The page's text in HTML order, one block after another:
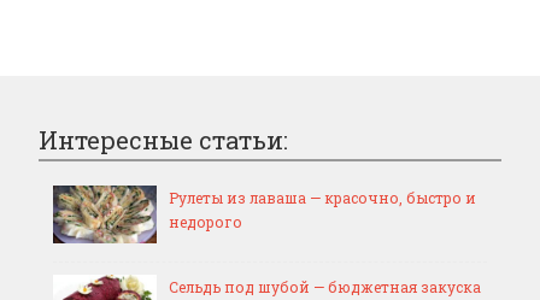
Интересные статьи:
Рулеты из лаваша — красочно, быстро и
недорого
Сельдь под шубой — бюджетная закуска